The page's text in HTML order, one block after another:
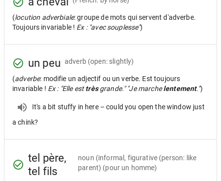
(locution adverbiale: groupe de mots qui servent d'adverbe.
Toujours invariable ! Ex : "avec souplesse")
un peu adverb (open: slightly)
(adverbe: modifie un adjectif ou un verbe. Est toujours
invariable ! Ex : "Elle esttrèsgrande." "Je marchelentement.")
It's a bit stuffy in here – could you open the window just
a chink?
tel père,
tel fils
noun (informal, figurative (person: like
parent) (pour un homme)